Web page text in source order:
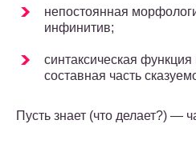
непостоянная
инфинитив;
синтаксическая
составная часть
Пусть знает (что делает?) —